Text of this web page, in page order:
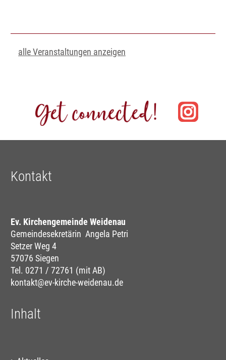
alle Veranstaltungen anzeigen
Kontakt
Ev. Kirchengemeinde Weidenau
Gemeindesekretärin Angela Petri
Setzer Weg 4
57076 Siegen
Tel. 0271 / 72761 (mit AB)
kontakt@ev-kirche-weidenau.de
Inhalt